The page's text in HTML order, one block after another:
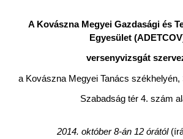
A Kovászna Megyei Gazdasági és
Egyesület
versenyvizsgát
a Kovászna Megyei Tanács székhelyén,
Szabadság tér 4. szám
2014. október 8-án 12 órától